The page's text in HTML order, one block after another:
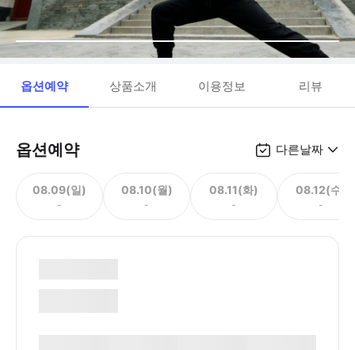
옵션예약 상품소개 이용정보 리뷰
옵션예약 다른날짜
08.09(일)
-
08.10(월)
-
08.11(화)
-
08.12(수)
-